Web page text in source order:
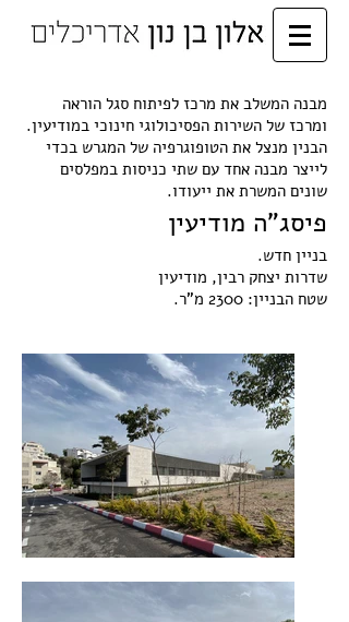
מבנה המשלב את מרכז לפיתוח סגל הוראה
ומרכז של השירות הפסיכולוגי חינוכי במודיעין.
הבנין מנצל את הטופוגרפיה של המגרש בכדי
לייצר מבנה אחד עם שתי כניסות במפלסים
שונים המשרת את ייעודו.
פיסג"ה מודיעין
בניין חדש.
שדרות יצחק רבין, מודיעין
שטח הבניין: 2300 מ"ר.